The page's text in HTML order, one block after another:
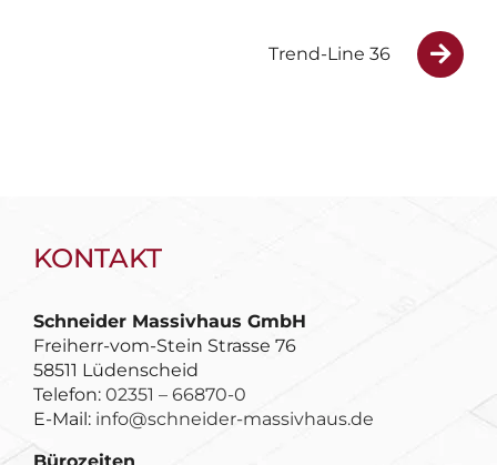
Trend-Line 36
KONTAKT
Schneider Massivhaus GmbH
Freiherr-vom-Stein Strasse 76
58511 Lüdenscheid
Telefon: 02351 – 66870-0
E-Mail: info@schneider-massivhaus.de